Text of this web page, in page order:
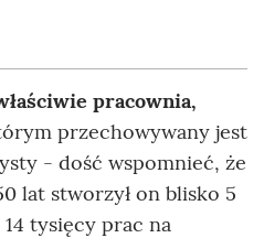
pracownia,
przechowywany jest
- dość wspomnieć, że
lat stworzył on blisko 5
tysięcy prac na